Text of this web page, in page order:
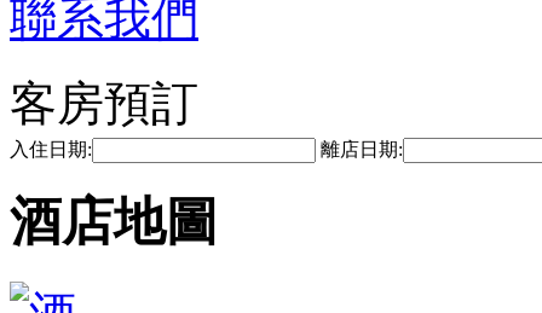
聯系我們
客房預訂
入住日期: 離店日期:
酒店地圖